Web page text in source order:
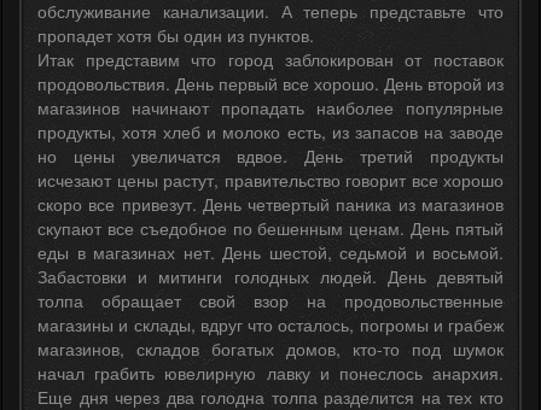
обслуживание канализации. А теперь представьте что
пропадет хотя бы один из пунктов.
Итак представим что город заблокирован от поставок
продовольствия. День первый все хорошо. День второй из
магазинов начинают пропадать наиболее популярные
продукты, хотя хлеб и молоко есть, из запасов на заводе
но цены увеличатся вдвое. День третий продукты
исчезают цены растут, правительство говорит все хорошо
скоро все привезут. День четвертый паника из магазинов
скупают все съедобное по бешенным ценам. День пятый
еды в магазинах нет. День шестой, седьмой и восьмой.
Забастовки и митинги голодных людей. День девятый
толпа обращает свой взор на продовольственные
магазины и склады, вдруг что осталось, погромы и грабеж
магазинов, складов богатых домов, кто-то под шумок
начал грабить ювелирную лавку и понеслось анархия.
Еще дня через два голодна толпа разделится на тех кто